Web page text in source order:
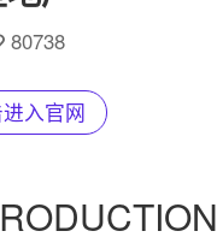
80738
入官网